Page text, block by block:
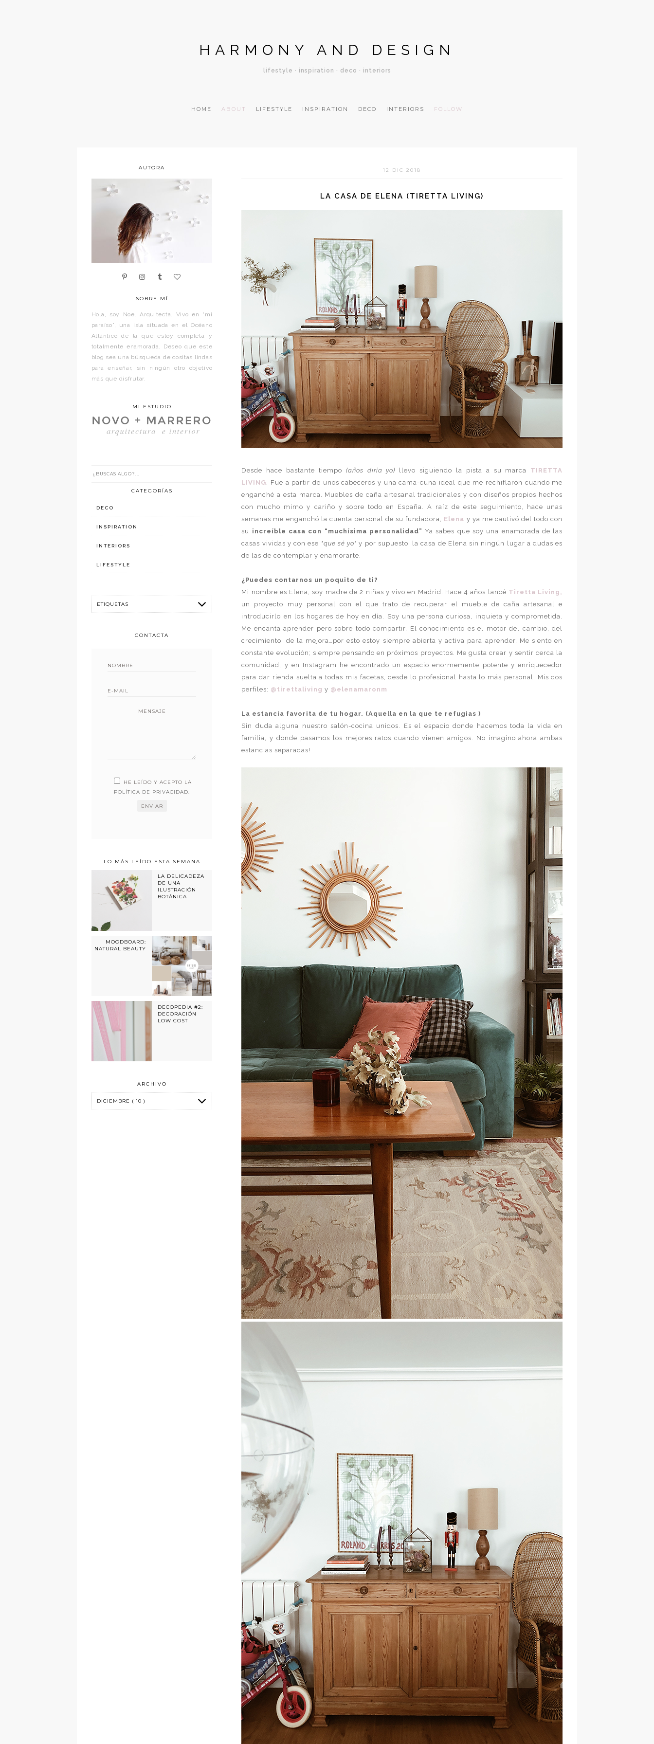
HARMONY AND DESIGN
lifestyle · inspiration · deco · interiors
HOME ABOUT LIFESTYLE INSPIRATION DECO INTERIORS FOLLOW
12 DIC 2018
LA CASA DE ELENA (TIRETTA LIVING)
Desde hace bastante tiempo (años diría yo) llevo siguiendo la pista a su marca TIRETTA
LIVING . Fue a partir de unos cabeceros y una cama-cuna ideal que me rechiflaron cuando me
enganché a esta marca. Muebles de caña artesanal tradicionales y con diseños propios hechos
con mucho mimo y cariño y sobre todo en España. A raíz de este seguimiento, hace unas
semanas me enganchó la cuenta personal de su fundadora, Elena y ya me cautivó del todo con
su increíble casa con “muchísima personalidad” Ya sabes que soy una enamorada de las
casas vividas y con ese "que sé yo" y por supuesto, la casa de Elena sin ningún lugar a dudas es
de las de contemplar y enamorarte.
¿Puedes contarnos un poquito de ti?
Mi nombre es Elena, soy madre de 2 niñas y vivo en Madrid. Hace 4 años lancé Tiretta Living,
un proyecto muy personal con el que trato de recuperar el mueble de caña artesanal e
introducirlo en los hogares de hoy en día. Soy una persona curiosa, inquieta y comprometida.
Me encanta aprender pero sobre todo compartir. El conocimiento es el motor del cambio, del
crecimiento, de la mejora…por esto estoy siempre abierta y activa para aprender. Me siento en
constante evolución; siempre pensando en próximos proyectos. Me gusta crear y sentir cerca la
comunidad, y en Instagram he encontrado un espacio enormemente potente y enriquecedor
para dar rienda suelta a todas mis facetas, desde lo profesional hasta lo más personal. Mis dos
perfiles: @tirettaliving y @elenamaronm
La estancia favorita de tu hogar. (Aquella en la que te refugias )
Sin duda alguna nuestro salón-cocina unidos. Es el espacio donde hacemos toda la vida en
familia, y donde pasamos los mejores ratos cuando vienen amigos. No imagino ahora ambas
estancias separadas!
AUTORA
SOBRE MÍ
Hola, soy Noe. Arquitecta. Vivo en “mi
paraíso”, una isla situada en el Océano
Atlántico de la que estoy completa y
totalmente enamorada. Deseo que este
blog sea una búsqueda de cositas lindas
para enseñar, sin ningún otro objetivo
más que disfrutar.
MI ESTUDIO
CATEGORÍAS
DECO
INSPIRATION
INTERIORS
LIFESTYLE
CONTACTA
MENSAJE
HE LEÍDO Y ACEPTO LA
POLÍTICA DE PRIVACIDAD.
LO MÁS LEÍDO ESTA SEMANA
LA DELICADEZA
DE UNA
ILUSTRACIÓN
BOTÁNICA
MOODBOARD:
NATURAL BEAUTY
DECOPEDIA #2:
DECORACIÓN
LOW COST
ARCHIVO